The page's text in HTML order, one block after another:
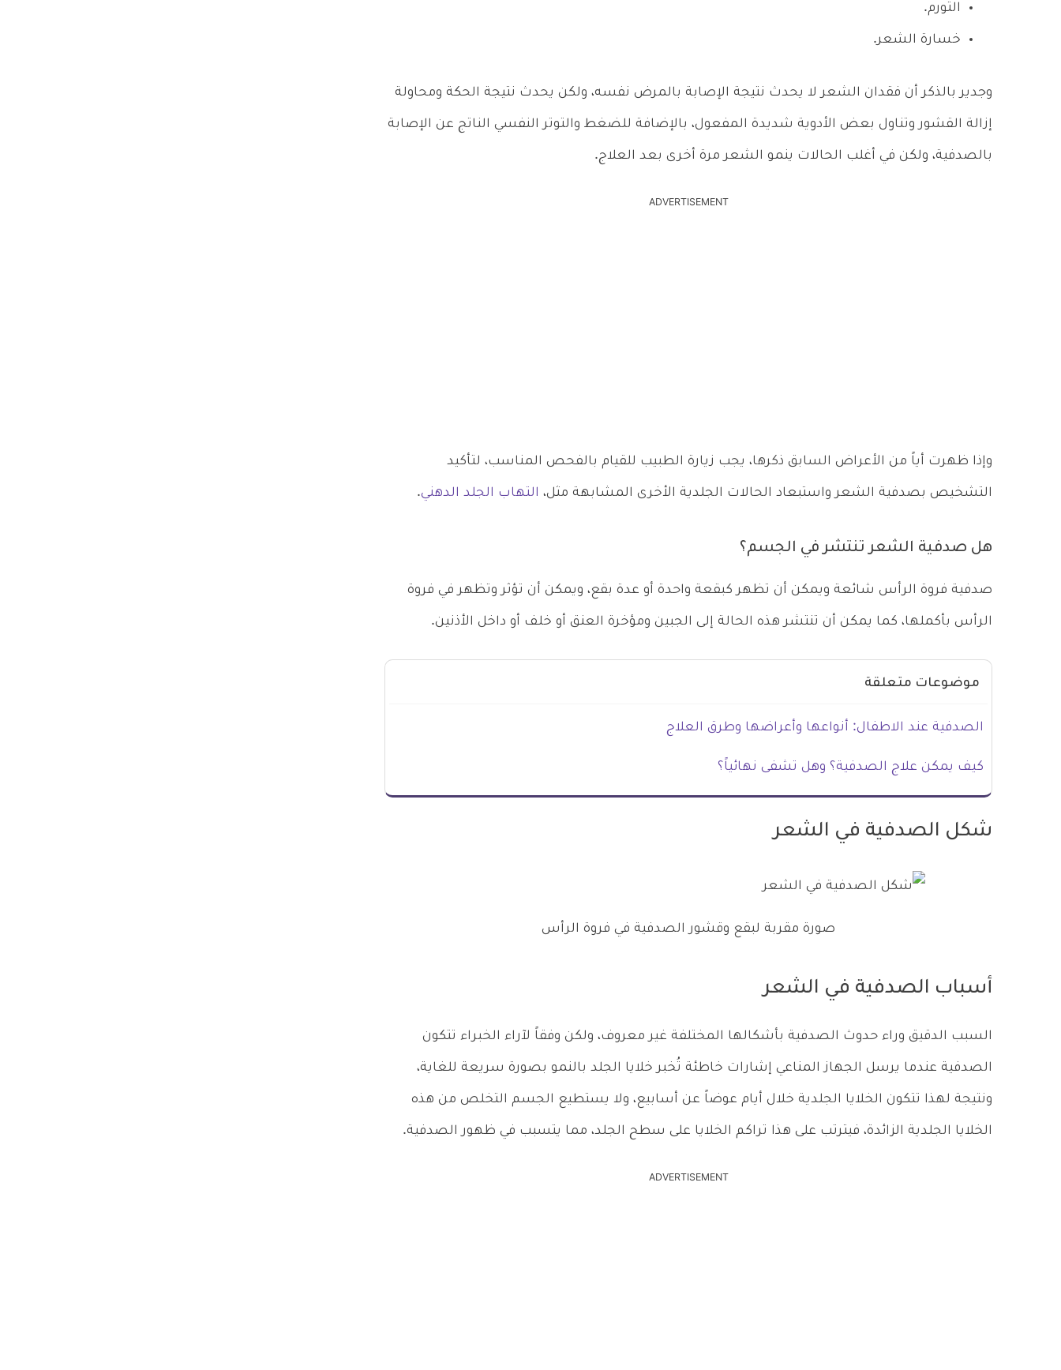
التورم.
خسارة الشعر.
وجدير بالذكر أن فقدان الشعر لا يحدث نتيجة الإصابة بالمرض نفسه، ولكن يحدث نتيجة الحكة ومحاولة
إزالة القشور وتناول بعض الأدوية شديدة المفعول، بالإضافة للضغط والتوتر النفسي الناتج عن الإصابة
بالصدفية، ولكن في أغلب الحالات ينمو الشعر مرة أخرى بعد العلاج.
ADVERTISEMENT
وإذا ظهرت أياً من الأعراض السابق ذكرها، يجب زيارة الطبيب للقيام بالفحص المناسب، لتأكيد
التشخيص بصدفية الشعر واستبعاد الحالات الجلدية الأخرى المشابهة مثل، التهاب الجلد الدهني.
هل صدفية الشعر تنتشر في الجسم؟
صدفية فروة الرأس شائعة ويمكن أن تظهر كبقعة واحدة أو عدة بقع، ويمكن أن تؤثر وتظهر في فروة
الرأس بأكملها، كما يمكن أن تنتشر هذه الحالة إلى الجبين ومؤخرة العنق أو خلف أو داخل الأذنين.
موضوعات متعلقة
الصدفية عند الاطفال: أنواعها وأعراضها وطرق العلاج
كيف يمكن علاج الصدفية؟ وهل تشفى نهائياً؟
شكل الصدفية في الشعر
صورة مقربة لبقع وقشور الصدفية في فروة الرأس
أسباب الصدفية في الشعر
السبب الدقيق وراء حدوث الصدفية بأشكالها المختلفة غير معروف، ولكن وفقاً لآراء الخبراء تتكون
الصدفية عندما يرسل الجهاز المناعي إشارات خاطئة تُخبر خلايا الجلد بالنمو بصورة سريعة للغاية،
ونتيجة لهذا تتكون الخلايا الجلدية خلال أيام عوضاً عن أسابيع، ولا يستطيع الجسم التخلص من هذه
الخلايا الجلدية الزائدة، فيترتب على هذا تراكم الخلايا على سطح الجلد، مما يتسبب في ظهور الصدفية.
ADVERTISEMENT